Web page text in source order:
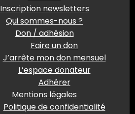
Inscription newsletters
Qui sommes-nous ?
Don / adhésion
Faire un don
J’arrête mon don mensuel
L’espace donateur
Adhérer
Mentions légales
Politique de confidentialité